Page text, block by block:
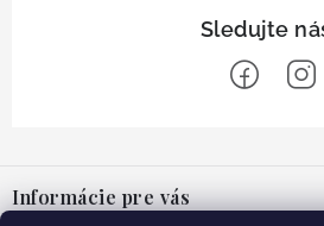
pInformácie pre vás